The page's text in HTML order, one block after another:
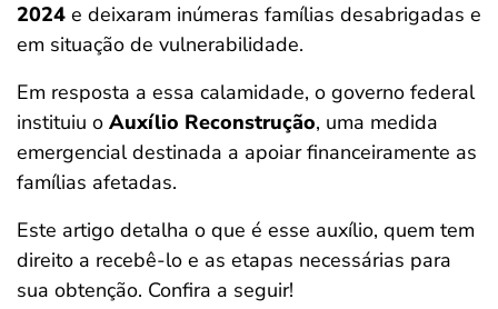
2024 e deixaram inúmeras famílias desabrigadas e
em situação de vulnerabilidade.
Em resposta a essa calamidade, o governo federal
instituiu o Auxílio Reconstrução, uma medida
emergencial destinada a apoiar financeiramente as
famílias afetadas.
Este artigo detalha o que é esse auxílio, quem tem
direito a recebê-lo e as etapas necessárias para
sua obtenção. Confira a seguir!